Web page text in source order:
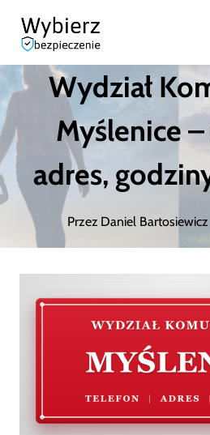
Przejdź
treści
Wydział
Myślenice
adres,
Przez Daniel Bartosiewicz